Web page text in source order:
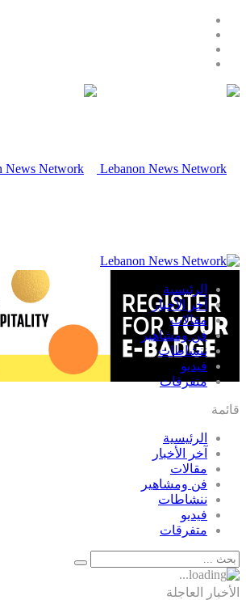
الرئيسية
آخر الأخبار
مقالات
فن ومشاهير
ننشاطات
فيديو
متفرقات
قائمة
الرئيسية
آخر الأخبار
مقالات
فن ومشاهير
ننشاطات
فيديو
متفرقات
الأخبار العاجلة